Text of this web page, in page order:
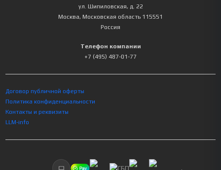
ул. Шипиловская, д. 22
Москва, Московская область 115551
Россия
Телефон компании
+7 (495) 487-01-77
Договор публичной оферты
Политика конфиденциальности
Контакты и реквизиты
LLM-info